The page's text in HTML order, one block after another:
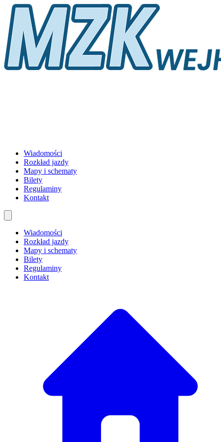
Wiadomości
Rozkład jazdy
Mapy i schematy
Bilety
Regulaminy
Kontakt
Wiadomości
Rozkład jazdy
Mapy i schematy
Bilety
Regulaminy
Kontakt